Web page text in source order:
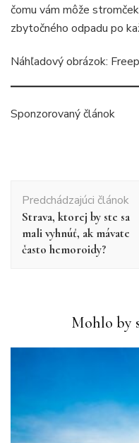
čomu vám môže
zbytočného odpadu po
Náhľadový obrázok:
Sponzorovaný článok
článku
Predchádzajúci článok
Strava, ktorej by ste sa
mali vyhnúť, ak mávate
často hemoroidy?
Mohlo by